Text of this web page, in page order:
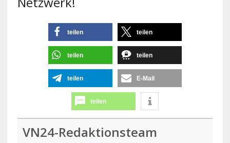
teilen teilen
teilen teilen
teilen E-Mail
teilen
VN24-Redaktionsteam